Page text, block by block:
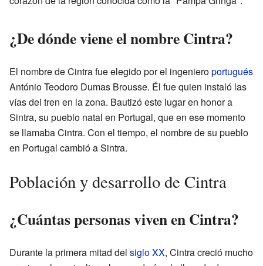
¿De dónde viene el nombre Cintra?
El nombre de Cintra fue elegido por el ingenieroportugués
António Teodoro Dumas Brousse. Él fue quien instaló las
vías del tren en la zona. Bautizó este lugar en honor a
Sintra, su pueblo natal en Portugal, que en ese momento
se llamaba Cintra. Con el tiempo, el nombre de su pueblo
en Portugal cambió a Sintra.
Población y desarrollo de Cintra
¿Cuántas personas viven en Cintra?
Durante la primera mitad del siglo XX, Cintra creció mucho